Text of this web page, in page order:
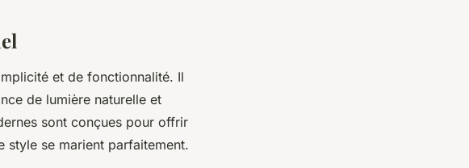
et de fonctionnalité. Il
de lumière naturelle et
sont conçues pour offrir
style se marient parfaitement.